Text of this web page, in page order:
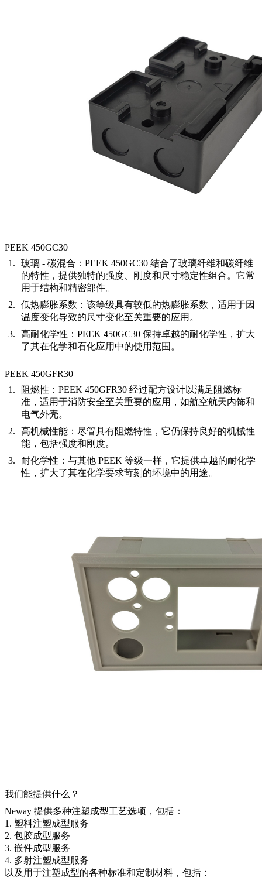
PEEK 450GC30
玻璃 - 碳混合： PEEK 450GC30 结合了玻璃纤维和碳纤维
的特性，提供独特的强度、刚度和尺寸稳定性组合。它常
用于结构和精密部件。
低热膨胀系数： 该等级具有较低的热膨胀系数，适用于因
温度变化导致的尺寸变化至关重要的应用。
高耐化学性： PEEK 450GC30 保持卓越的耐化学性，扩大
了其在化学和石化应用中的使用范围。
PEEK 450GFR30
阻燃性： PEEK 450GFR30 经过配方设计以满足阻燃标
准，适用于消防安全至关重要的应用，如航空航天内饰和
电气外壳。
高机械性能： 尽管具有阻燃特性，它仍保持良好的机械性
能，包括强度和刚度。
耐化学性： 与其他 PEEK 等级一样，它提供卓越的耐化学
性，扩大了其在化学要求苛刻的环境中的用途。
我们能提供什么？
Neway 提供多种注塑成型工艺选项，包括：
1. 塑料注塑成型服务
2. 包胶成型服务
3. 嵌件成型服务
4. 多射注塑成型服务
以及用于注塑成型的各种标准和定制材料，包括：